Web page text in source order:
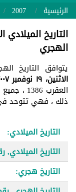
الرئيسية 2007
الهجري
يتوافق التاريخ الهجري 9/11/1428 مع التاريخ
الاثنين، ١٩ نوفمبر ٢٠٠٧ م
العقرب 1386 ، جميع هذه التواريخ في يوم
ذلك ، فهي تتوحد في
التاريخ الميلادي:
التاريخ
التاريخ هجري: